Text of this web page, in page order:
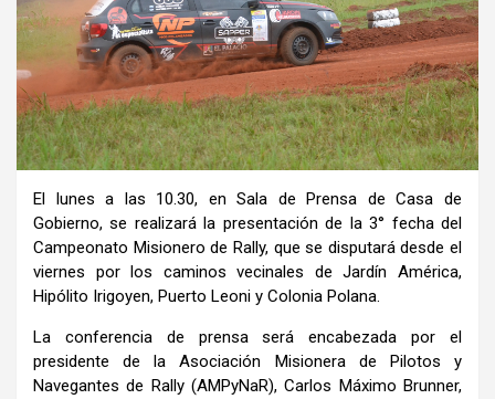
El lunes a las 10.30, en Sala de Prensa de Casa de
Gobierno, se realizará la presentación de la 3° fecha del
Campeonato Misionero de Rally, que se disputará desde el
viernes por los caminos vecinales de Jardín América,
Hipólito Irigoyen, Puerto Leoni y Colonia Polana.
La conferencia de prensa será encabezada por el
presidente de la Asociación Misionera de Pilotos y
Navegantes de Rally (AMPyNaR), Carlos Máximo Brunner,